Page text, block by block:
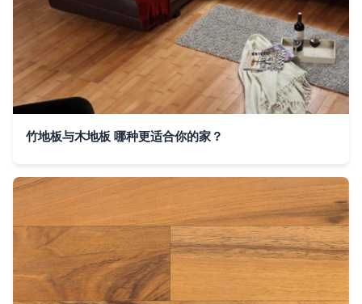
竹地板与木地板 哪种更适合你的家？